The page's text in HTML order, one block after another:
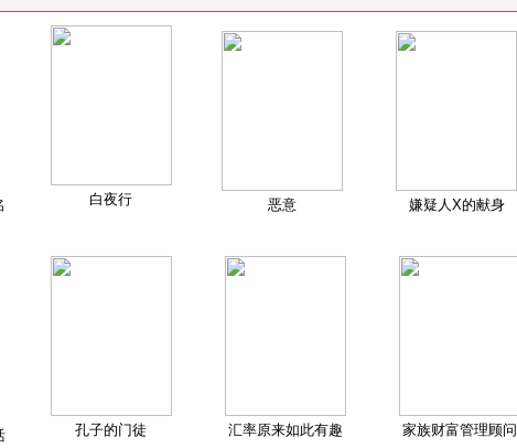
白夜行 恶意 嫌疑人X的献身
孔子的门徒 汇率原来如此有趣 家族财富管理顾问